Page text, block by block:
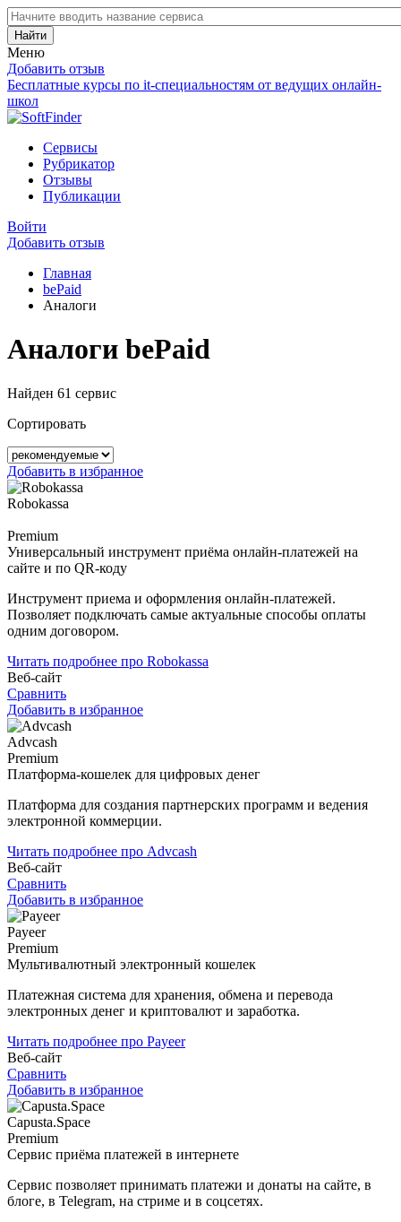
Найти
Меню
Добавить отзыв
Бесплатные курсы по it-специальностям от ведущих онлайн-
школ
Сервисы
Рубрикатор
Отзывы
Публикации
Войти
Добавить отзыв
Главная
bePaid
Аналоги
Аналоги bePaid
Найден 61 сервис
Сортировать
Добавить в избранное
Robokassa
Premium
Универсальный инструмент приёма онлайн-платежей на
сайте и по QR-коду
Инструмент приема и оформления онлайн-платежей.
Позволяет подключать самые актуальные способы оплаты
одним договором.
Читать подробнее про Robokassa
Веб-сайт
Сравнить
Добавить в избранное
Advcash
Premium
Платформа-кошелек для цифровых денег
Платформа для создания партнерских программ и ведения
электронной коммерции.
Читать подробнее про Advcash
Веб-сайт
Сравнить
Добавить в избранное
Payeer
Premium
Мультивалютный электронный кошелек
Платежная система для хранения, обмена и перевода
электронных денег и криптовалют и заработка.
Читать подробнее про Payeer
Веб-сайт
Сравнить
Добавить в избранное
Capusta.Space
Premium
Сервис приёма платежей в интернете
Сервис позволяет принимать платежи и донаты на сайте, в
блоге, в Telegram, на стриме и в соцсетях.